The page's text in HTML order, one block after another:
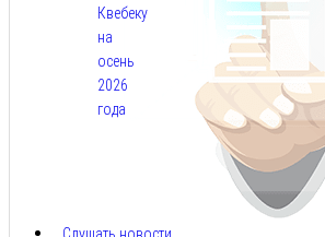
Квебеку
на
осень
2026
года